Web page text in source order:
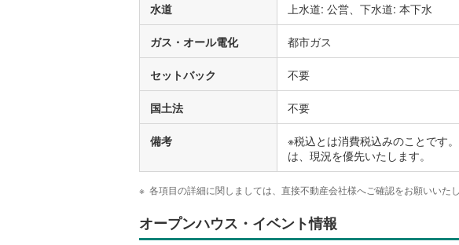
水道 上水道: 公営、下水道: 本下水
ガス・オール電化 都市ガス
セットバック 不要
国土法 不要
備考
※税込とは消費税込みのことです
は、現況を優先いたします。
各項目の詳細に関しましては、直接不動産会社様へご確認をお願いいたし
オープンハウス・イベント情報